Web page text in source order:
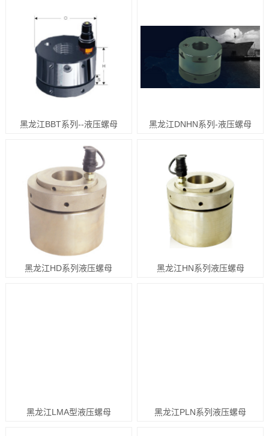
黑龙江BBT系列--液压螺母 黑龙江DNHN系列-液压螺母
黑龙江HD系列液压螺母 黑龙江HN系列液压螺母
黑龙江LMA型液压螺母 黑龙江PLN系列液压螺母